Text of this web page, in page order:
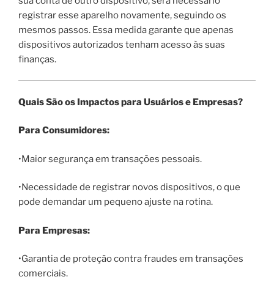
registrar esse aparelho novamente, seguindo os
mesmos passos. Essa medida garante que apenas
dispositivos autorizados tenham acesso às suas
finanças.
Quais São os Impactos para Usuários e Empresas?
Para Consumidores:
•Maior segurança em transações pessoais.
•Necessidade de registrar novos dispositivos, o que
pode demandar um pequeno ajuste na rotina.
Para Empresas:
•Garantia de proteção contra fraudes em transações
comerciais.